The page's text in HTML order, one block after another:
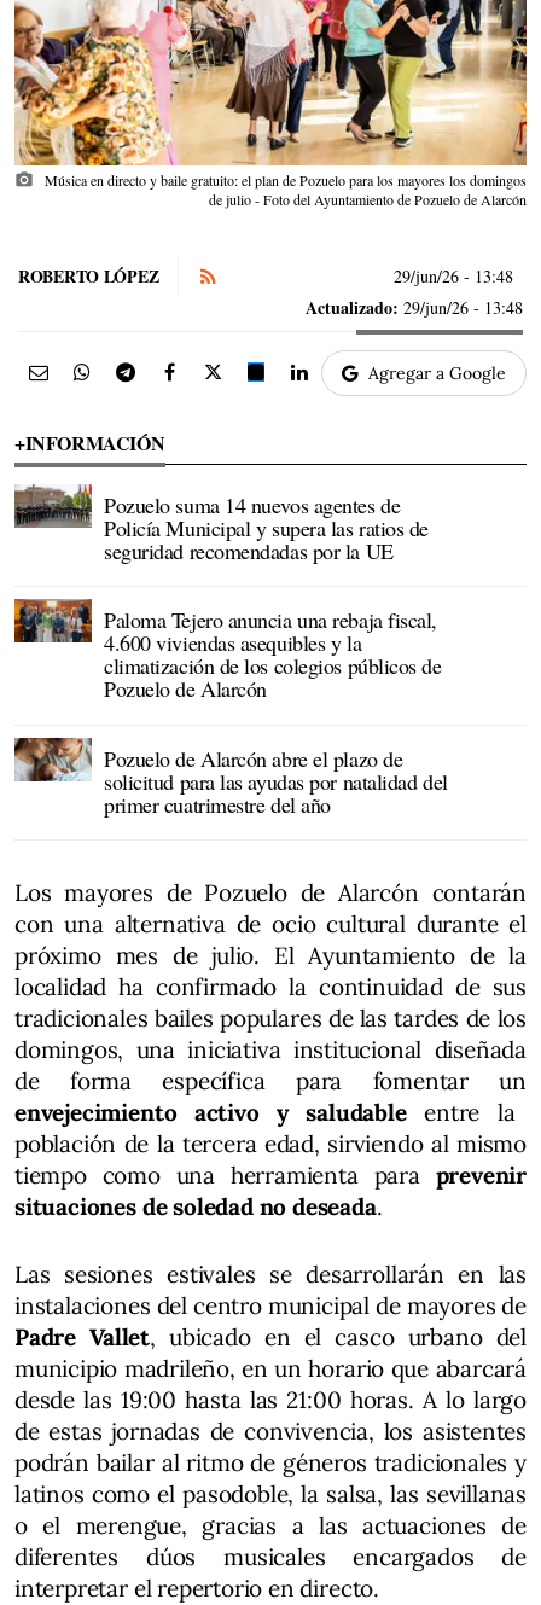
photo_camera
Música en directo y baile gratuito: el plan de Pozuelo para los mayores los domingos
de julio - Foto del Ayuntamiento de Pozuelo de Alarcón
ROBERTO LÓPEZ 29/jun/26 - 13:48
Actualizado: 29/jun/26 - 13:48
Agregar a Google
+INFORMACIÓN
Pozuelo suma 14 nuevos agentes de
Policía Municipal y supera las ratios de
seguridad recomendadas por la UE
Paloma Tejero anuncia una rebaja fiscal,
4.600 viviendas asequibles y la
climatización de los colegios públicos de
Pozuelo de Alarcón
Pozuelo de Alarcón abre el plazo de
solicitud para las ayudas por natalidad del
primer cuatrimestre del año
Los mayores de Pozuelo de Alarcón contarán
con una alternativa de ocio cultural durante el
próximo mes de julio. El Ayuntamiento de la
localidad ha confirmado la continuidad de sus
tradicionales bailes populares de las tardes de los
domingos, una iniciativa institucional diseñada
de forma específica para fomentar un
envejecimiento activo y saludableentre la
población de la tercera edad, sirviendo al mismo
tiempo como una herramienta para prevenir
situaciones de soledad no deseada.
Las sesiones estivales se desarrollarán en las
instalaciones del centro municipal de mayores de
Padre Vallet, ubicado en el casco urbano del
municipio madrileño, en un horario que abarcará
desde las 19:00 hasta las 21:00 horas. A lo largo
de estas jornadas de convivencia, los asistentes
podrán bailar al ritmo de géneros tradicionales y
latinos como el pasodoble, la salsa, las sevillanas
o el merengue, gracias a las actuaciones de
diferentes dúos musicales encargados de
interpretar el repertorio en directo.